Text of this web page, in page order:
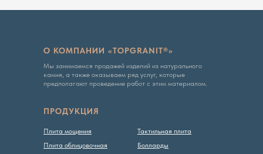
О КОМПАНИИ «TOPGRANIT®»
Мы занимаемся продажей изделий из натурального
камня, а также оказываем ряд услуг, которые
предполагают проведение работ с этим материалом.
Тактильная плита
Болларды
ПРОДУКЦИЯ
Плита мощения
Плита облицовочная
Политика конфиденциальности
Вся представленная на сайте информация, касающаяся
положениями Статьи 437 ГК РФ